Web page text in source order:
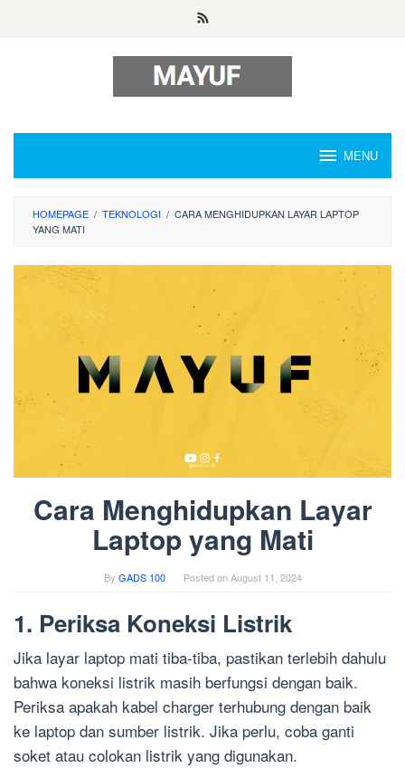
MENU
HOMEPAGE / TEKNOLOGI / CARA MENGHIDUPKAN LAYAR LAPTOP
YANG MATI
Cara Menghidupkan Layar
Laptop yang Mati
By GADS 100 Posted onAugust 11, 2024
1. Periksa Koneksi Listrik
Jika layar laptop mati tiba-tiba, pastikan terlebih dahulu
bahwa koneksi listrik masih berfungsi dengan baik.
Periksa apakah kabel charger terhubung dengan baik
ke laptop dan sumber listrik. Jika perlu, coba ganti
soket atau colokan listrik yang digunakan.